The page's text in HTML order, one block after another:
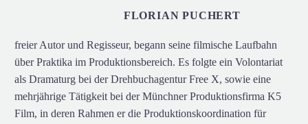
FLORIAN PUCHERT
freier Autor und Regisseur, begann seine filmische Laufbahn
über Praktika im Produktionsbereich. Es folgte ein Volontariat
als Dramaturg bei der Drehbuchagentur Free X, sowie eine
mehrjährige Tätigkeit bei der Münchner Produktionsfirma K5
Film, in deren Rahmen er die Produktionskoordination für